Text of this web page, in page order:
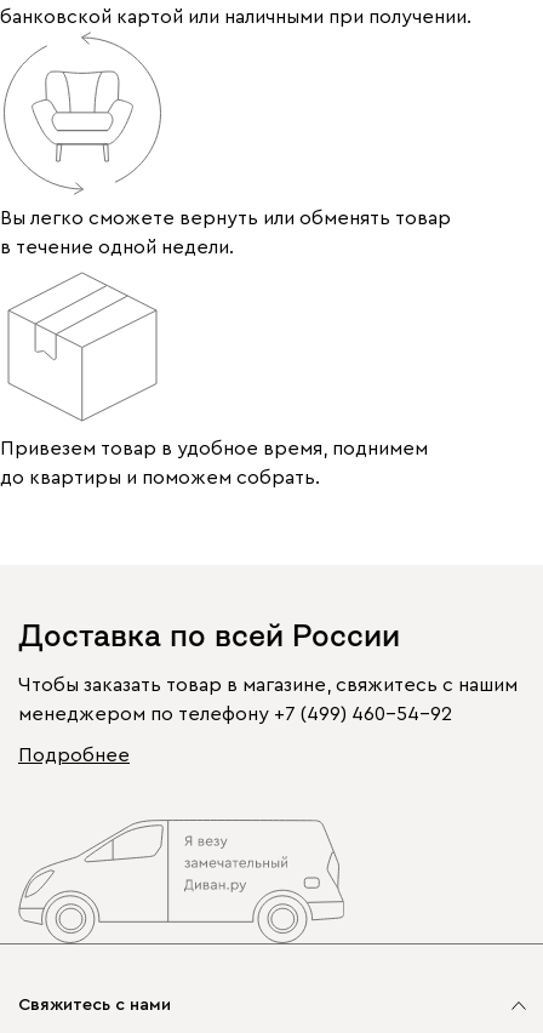
банковской картой или наличными при получении.
Вы легко сможете вернуть или обменять товар
в течение одной недели.
Привезем товар в удобное время, поднимем
до квартиры и поможем собрать.
Доставка по всей России
Чтобы заказать товар в магазине, свяжитесь с нашим
менеджером по телефону +7 (499) 460-54-92
Подробнее
Свяжитесь с нами